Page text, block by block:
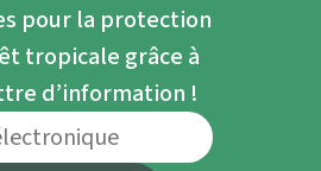
pour la protection
tropicale grâce à
d’information !